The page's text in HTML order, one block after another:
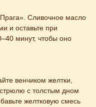
Сливочное масло
и оставьте при
минут, чтобы оно
венчиком желтки,
с толстым дном
желтковую смесь